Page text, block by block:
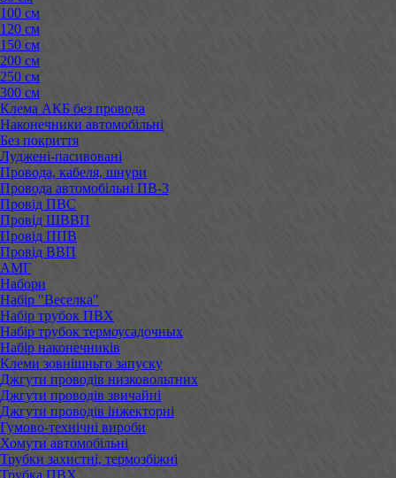
100 см
120 см
150 см
200 см
250 см
300 см
Клема АКБ без провода
Наконечники автомобільні
Без покриття
Луджені-пасивовані
Провода, кабеля, шнури
Провода автомобільні ПВ-3
Провід ПВС
Провід ШВВП
Провід ППВ
Провід ВВП
АМГ
Набори
Набір "Веселка"
Набір трубок ПВХ
Набір трубок термоусадочных
Набір наконечників
Клеми зовнішньго запуску
Джгути проводів низковольтних
Джгути проводів звичайні
Джгути проводів інжекторні
Гумово-технічні вироби
Хомути автомобільні
Трубки захистні, термозбіжні
Трубка ПВХ